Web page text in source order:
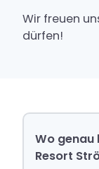
Wir freuen
dürfen!
Wo genau
Resort